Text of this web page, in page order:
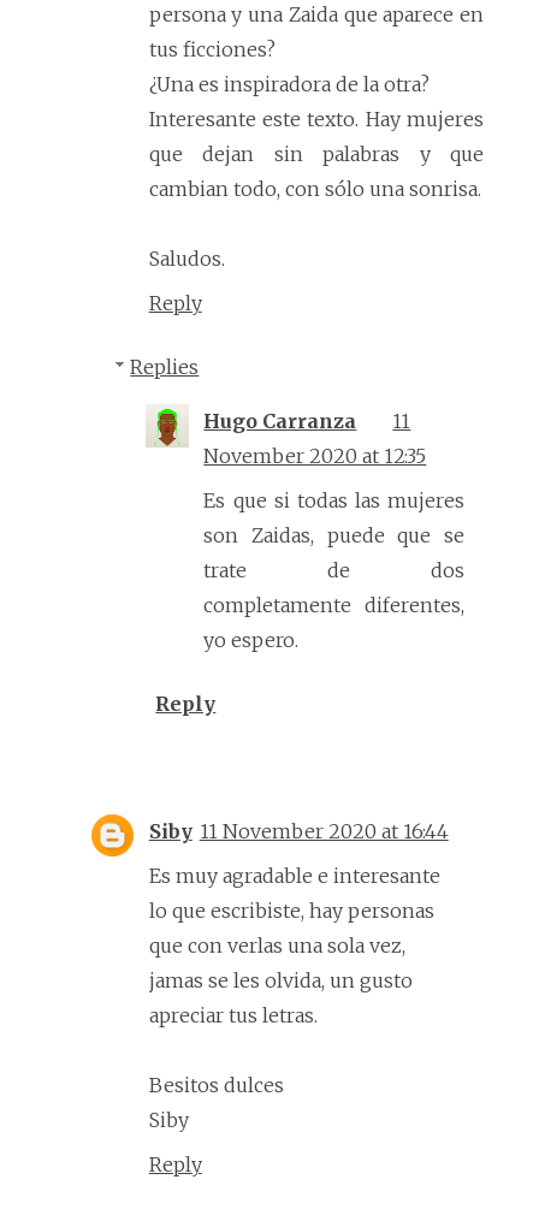
persona y una Zaida que aparece en
tus ficciones?
¿Una es inspiradora de la otra?
Interesante este texto. Hay mujeres
que dejan sin palabras y que
cambian todo, con sólo una sonrisa.
Saludos.
Reply
Replies
Hugo Carranza
11
November 2020 at 12:35
Es que si todas las mujeres
son Zaidas, puede que se
trate de dos
completamente diferentes,
yo espero.
Reply
Siby 11 November 2020 at 16:44
Es muy agradable e interesante
lo que escribiste, hay personas
que con verlas una sola vez,
jamas se les olvida, un gusto
apreciar tus letras.
Besitos dulces
Siby
Reply